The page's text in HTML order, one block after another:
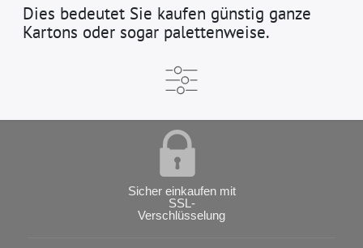
Dies bedeutet Sie kaufen günstig ganze
Kartons oder sogar palettenweise.
Sicher einkaufen mit
SSL-
Verschlüsselung